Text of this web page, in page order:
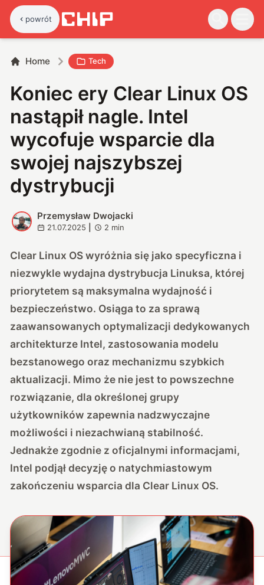
powrót
Home Tech
Koniec ery Clear Linux OS
nastąpił nagle. Intel
wycofuje wsparcie dla
swojej najszybszej
dystrybucji
P
Przemysław Dwojacki
21.07.2025 2 min
Clear Linux OS wyróżnia się jako specyficzna i
niezwykle wydajna dystrybucja Linuksa, której
priorytetem są maksymalna wydajność i
bezpieczeństwo. Osiąga to za sprawą
zaawansowanych optymalizacji dedykowanych
architekturze Intel, zastosowania modelu
bezstanowego oraz mechanizmu szybkich
aktualizacji. Mimo że nie jest to powszechne
rozwiązanie, dla określonej grupy
użytkowników zapewnia nadzwyczajne
możliwości i niezachwianą stabilność.
Jednakże zgodnie z oficjalnymi informacjami,
Intel podjął decyzję o natychmiastowym
zakończeniu wsparcia dla Clear Linux OS.